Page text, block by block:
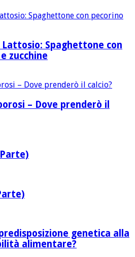
Lattosio: Spaghettone con
zucchine
– Dove prenderò il
genetica alla
alimentare?